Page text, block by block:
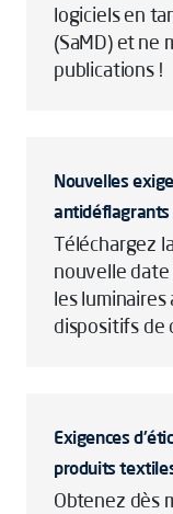
logiciels en
(SaMD) et ne
publications !
Nouvelles
Téléchargez
nouvelle date
les
dispositifs de
Exigences
produits
Obtenez dès